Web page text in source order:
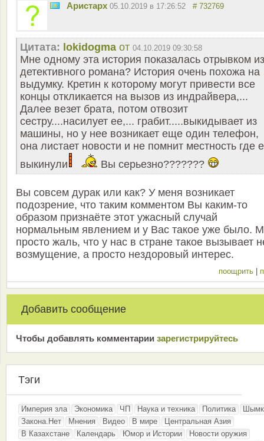
Аристарх 05.10.2019 в 17:26:52 # 732769
Цитата: lokidogma от 04.10.2019 09:30:58
Мне одному эта история показалась отрывком из
детективного романа? История очень похожа на
выдумку. Кретин к которому могут привести все
концы откликается на вызов из индрайвера,...
Далее везет брата, потом отвозит
сестру....насилует ее,... грабит.....выкидывает из
машины, но у нее возникает еще один телефон,
она листает новости и не помнит местность где
выкинули
Вы серьезно???????
Вы совсем дурак или как? У меня возникает
подозрение, что таким комментом Вы каким-то
образом признаёте этот ужасный случай
нормальным явлением и у Вас такое уже было.
просто жаль, что у нас в стране такое вызывает
возмущение, а просто нездоровый интерес.
поощрить
Добавить сообщение
Чтобы добавлять комментарии зарeгиcтрирyйтeсь
Тэги
Империя зла Экономика ЧП Наука и техника Политика
Закона.Нет
Мнения Видео В мире
Центральная Азия
В Казахстане
Календарь Юмор и Истории
Новости оружия